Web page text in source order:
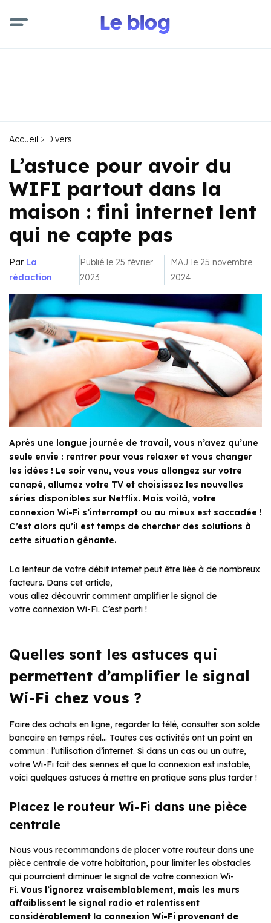
Accueil Divers
L’astuce pour avoir du
WIFI partout dans la
maison : fini internet lent
qui ne capte pas
Par La
rédaction
Publié le 25 février
2023
MAJ le 25 novembre
2024
Après une longue journée de travail, vous n’avez qu’une
seule envie : rentrer pour vous relaxer et vous changer
les idées ! Le soir venu, vous vous allongez sur votre
canapé, allumez votre TV et choisissez les nouvelles
séries disponibles sur Netflix. Mais voilà, votre
connexion Wi-Fi s’interrompt ou au mieux est saccadée !
C’est alors qu’il est temps de chercher des solutions à
cette situation gênante.
La lenteur de votre débit internet peut être liée à de nombreux
facteurs. Dans cet article,
vous allez découvrir comment amplifier le signal de
votre connexion Wi-Fi. C’est parti !
Quelles sont les astuces qui
permettent d’amplifier le signal
Wi-Fi chez vous ?
Faire des achats en ligne, regarder la télé, consulter son solde
bancaire en temps réel… Toutes ces activités ont un point en
commun : l’utilisation d’internet. Si dans un cas ou un autre,
votre Wi-Fi fait des siennes et que la connexion est instable,
voici quelques astuces à mettre en pratique sans plus tarder !
Placez le routeur Wi-Fi dans une pièce
centrale
Nous vous recommandons de placer votre routeur dans une
pièce centrale de votre habitation, pour limiter les obstacles
qui pourraient diminuer le signal de votre connexion Wi-
Fi. Vous l’ignorez vraisemblablement, mais les murs
affaiblissent le signal radio et ralentissent
considérablement la connexion Wi-Fi provenant de